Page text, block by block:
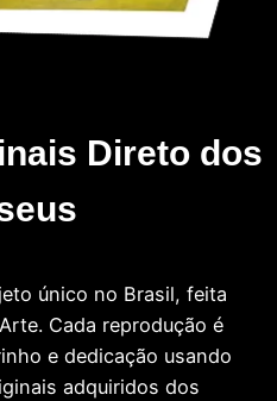
Direto dos
único no Brasil, feita
Cada reprodução é
e dedicação usando
adquiridos dos